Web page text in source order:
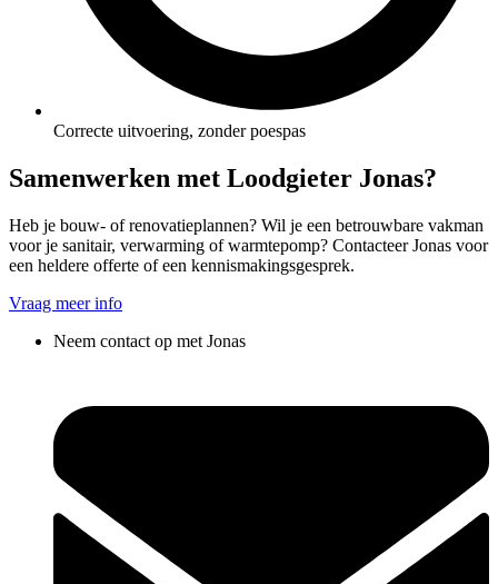
Correcte uitvoering, zonder poespas
Samenwerken met Loodgieter Jonas?
Heb je bouw- of renovatieplannen? Wil je een betrouwbare vakman
voor je sanitair, verwarming of warmtepomp? Contacteer Jonas voor
een heldere offerte of een kennismakingsgesprek.
Vraag meer info
Neem contact op met Jonas